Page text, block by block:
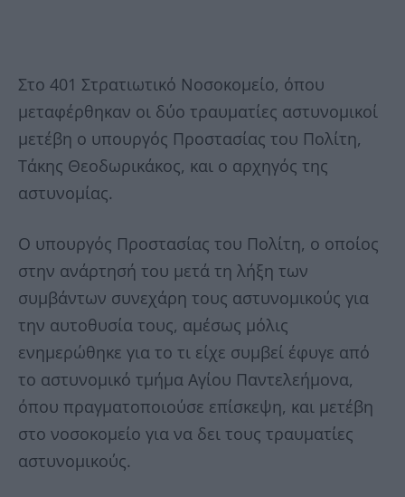
Στο 401 Στρατιωτικό Νοσοκομείο, όπου
μεταφέρθηκαν οι δύο τραυματίες αστυνομικοί
μετέβη ο υπουργός Προστασίας του Πολίτη,
Τάκης Θεοδωρικάκος, και ο αρχηγός της
αστυνομίας.
Ο υπουργός Προστασίας του Πολίτη, ο οποίος
στην ανάρτησή του μετά τη λήξη των
συμβάντων συνεχάρη τους αστυνομικούς για
την αυτοθυσία τους, αμέσως μόλις
ενημερώθηκε για το τι είχε συμβεί έφυγε από
το αστυνομικό τμήμα Αγίου Παντελεήμονα,
όπου πραγματοποιούσε επίσκεψη, και μετέβη
στο νοσοκομείο για να δει τους τραυματίες
αστυνομικούς.